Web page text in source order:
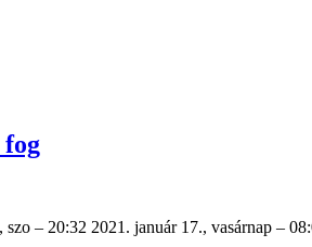
– 20:32 2021. január 17., vasárnap –